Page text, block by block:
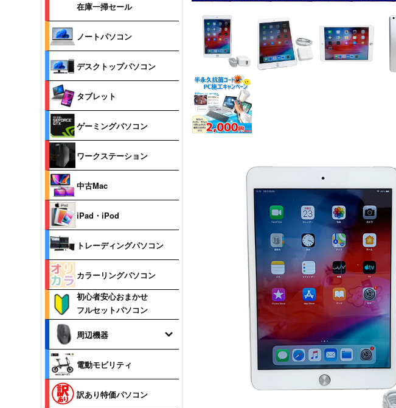
在庫一掃セール
ノートパソコン
デスクトップパソコン
タブレット
ゲーミングパソコン
ワークステーション
中古Mac
iPad・iPod
トレーディングパソコン
カラーリングパソコン
初心者安心おまかせ
フルセットパソコン
周辺機器
電動モビリティ
訳あり特価パソコン